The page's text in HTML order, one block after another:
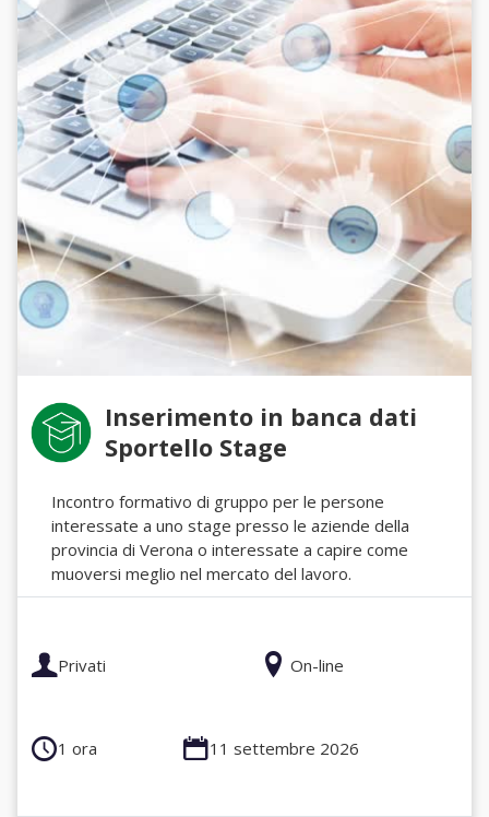
Inserimento in banca dati
Sportello Stage
Incontro formativo di gruppo per le persone
interessate a uno stage presso le aziende della
provincia di Verona o interessate a capire come
muoversi meglio nel mercato del lavoro.
Privati On-line
1 ora 11 settembre 2026